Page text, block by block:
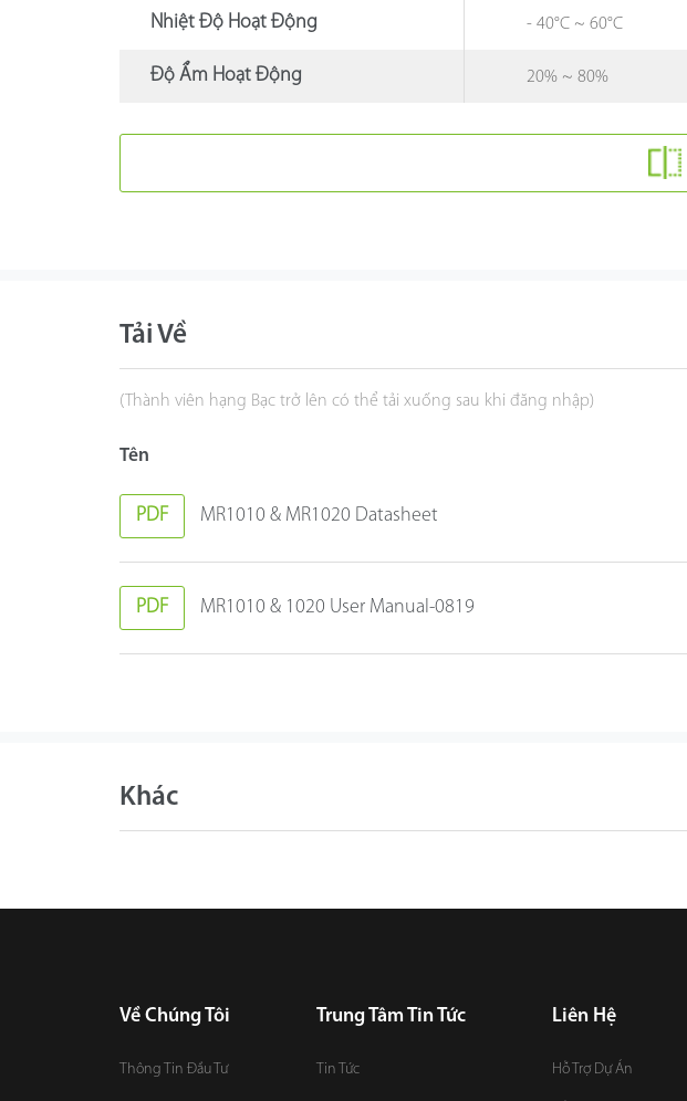
Nhiệt Độ Hoạt Động - 40°C ~ 60°C
Độ Ẩm Hoạt Động 20% ~ 80%
Tải Về
(Thành viên hạng Bạc trở lên có thể tải xuống sau khi đăng nhập)
Tên
PDF MR1010 & MR1020 Datasheet
PDF MR1010 & 1020 User Manual-0819
Khác
Về Chúng Tôi
Thông Tin Đầu Tư
Trung Tâm Tin Tức
Tin Tức
Liên Hệ
Hỗ Trợ Dự Án